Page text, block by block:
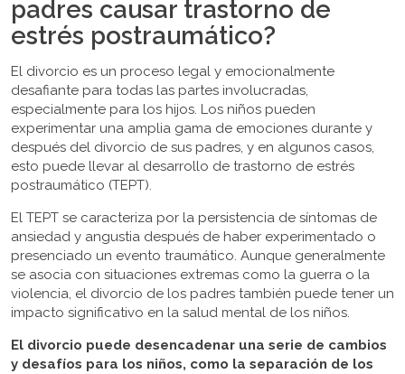
padres causar trastorno de
estrés postraumático?
El divorcio es un proceso legal y emocionalmente
desafiante para todas las partes involucradas,
especialmente para los hijos. Los niños pueden
experimentar una amplia gama de emociones durante y
después del divorcio de sus padres, y en algunos casos,
esto puede llevar al desarrollo de trastorno de estrés
postraumático (TEPT).
El TEPT se caracteriza por la persistencia de síntomas de
ansiedad y angustia después de haber experimentado o
presenciado un evento traumático. Aunque generalmente
se asocia con situaciones extremas como la guerra o la
violencia, el divorcio de los padres también puede tener un
impacto significativo en la salud mental de los niños.
El divorcio puede desencadenar una serie de cambios
y desafíos para los niños, como la separación de los